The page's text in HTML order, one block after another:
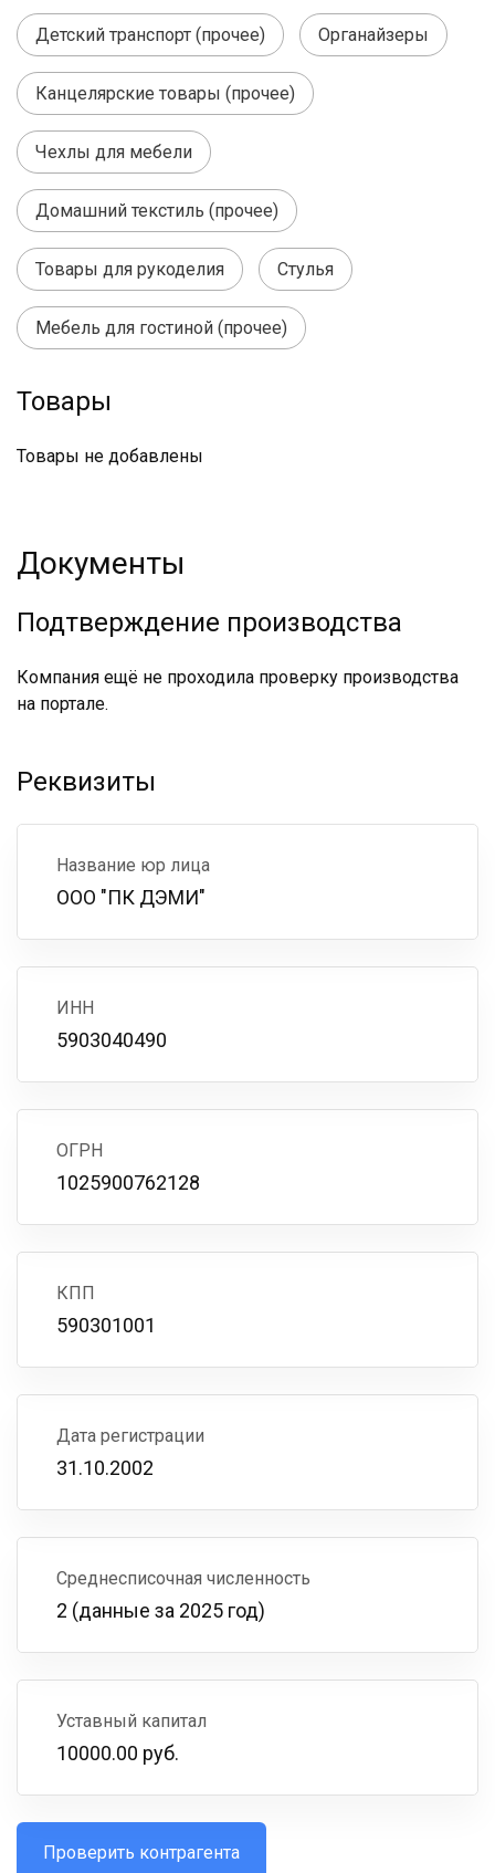
Детский транспорт (прочее) Органайзеры
Канцелярские товары (прочее)
Чехлы для мебели
Домашний текстиль (прочее)
Товары для рукоделия Стулья
Мебель для гостиной (прочее)
Товары
Товары не добавлены
Документы
Подтверждение производства
Компания ещё не проходила проверку производства
на портале.
Реквизиты
Название юр лица
ООО "ПК ДЭМИ"
ИНН
5903040490
ОГРН
1025900762128
КПП
590301001
Дата регистрации
31.10.2002
Среднесписочная численность
2 (данные за 2025 год)
Уставный капитал
10000.00 руб.
Проверить контрагента